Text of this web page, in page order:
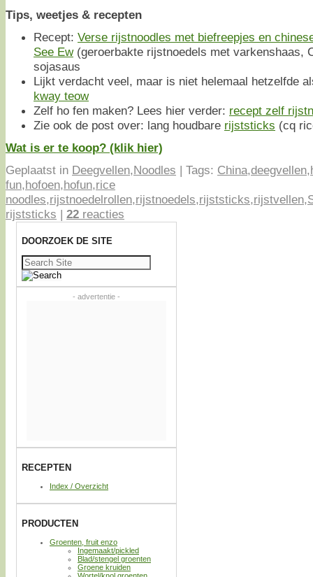
Tips, weetjes & recepten
Recept: Verse rijstnoodles met biefreepjes en
See Ew(geroerbakte rijstnoedels met varkenshaas,
sojasaus
Lijkt verdacht veel, maar is niet helemaal hetzelfde
kway teow
Zelf ho fen maken? Lees hier verder: recept zelf
Zie ook de post over: lang houdbare rijststicks (cq
Wat is er te koop? (klik hier)
Geplaatst in Deegvellen,Noodles | Tags: China,deegvellen,
fun,hofoen,hofun,rice
noodles,rijstnoedelrollen,rijstnoedels,rijststicks,rijstvellen,
rijststicks | 22 reacties
DOORZOEK DE SITE
Zoeken
naar:
- advertentie -
RECEPTEN
Index / Overzicht
PRODUCTEN
Groenten, fruit enzo
Ingemaakt/pickled
Blad/stengel groenten
Groene kruiden